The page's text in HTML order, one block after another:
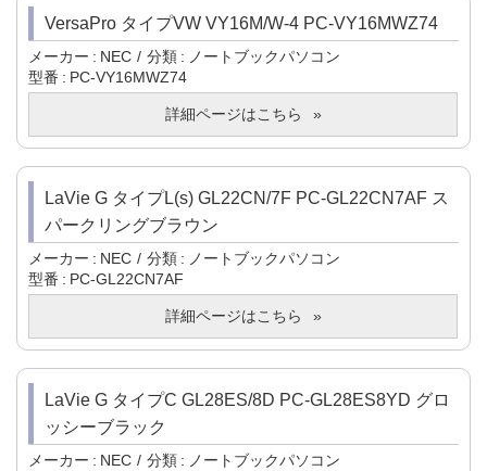
VersaPro タイプVW VY16M/W-4 PC-VY16MWZ74
メーカー NEC 分類
ノートブックパソコン
型番
PC-VY16MWZ74
詳細ページはこちら
LaVie G タイプL(s) GL22CN/7F PC-GL22CN7AF ス
パークリングブラウン
メーカー NEC 分類
ノートブックパソコン
型番
PC-GL22CN7AF
詳細ページはこちら
LaVie G タイプC GL28ES/8D PC-GL28ES8YD グロ
ッシーブラック
メーカー NEC 分類
ノートブックパソコン